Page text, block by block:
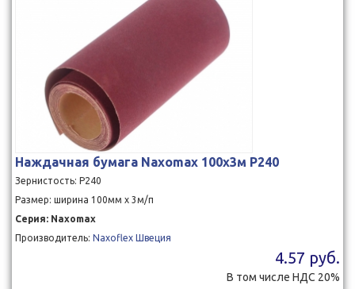
Наждачная бумага Naxomax 100x3м P240
Зернистость: P240
Размер: ширина 100мм x 3м/п
Серия: Naxomax
Производитель: Naxoflex Швеция
4.57 руб.
В том числе НДС 20%